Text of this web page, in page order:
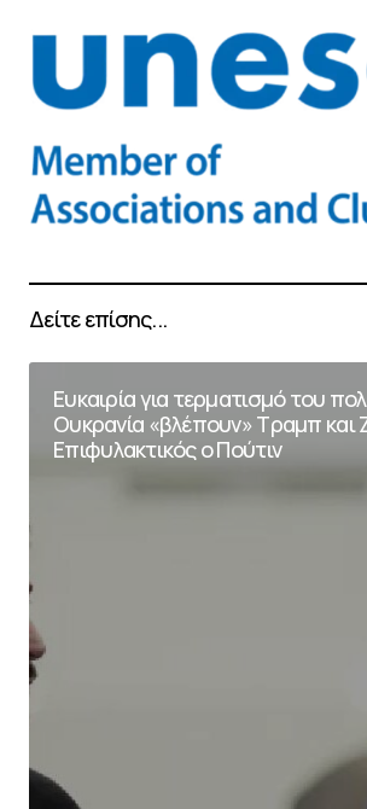
Δείτε επίσης...
Ευκαιρία για τερματισμό του
Ουκρανία «βλέπουν» Τραμπ και
Επιφυλακτικός ο Πούτιν